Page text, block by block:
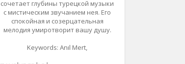
сочетает глубины турецкой музыки
с мистическим звучанием нея. Его
спокойная и созерцательная
мелодия умиротворит вашу душу.
Keywords: Anıl Mert,